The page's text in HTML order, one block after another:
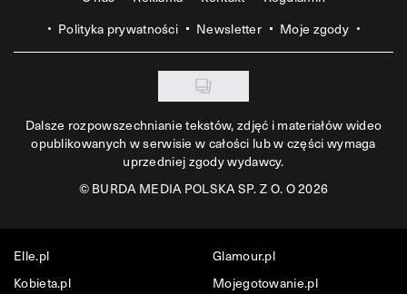
Polityka prywatności
Newsletter Moje zgody
Dalsze rozpowszechnianie tekstów, zdjęć i materiałów wideo
opublikowanych w serwisie w całości lub w części wymaga
uprzedniej zgody wydawcy.
©BURDA MEDIA POLSKA SP. Z O. O 2026
Elle.pl
Glamour.pl
Kobieta.pl
Mojegotowanie.pl